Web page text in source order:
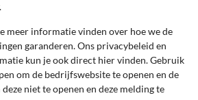
meer informatie vinden over hoe we de
garanderen. Ons privacybeleid en
kun je ook direct hier vinden. Gebruik
om de bedrijfswebsite te openen en de
niet te openen en deze melding te